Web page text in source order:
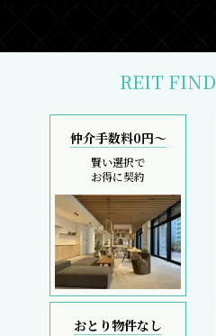
REIT FIND
仲介手数料0円～
賢い選択で
お得に契約
おとり物件なし